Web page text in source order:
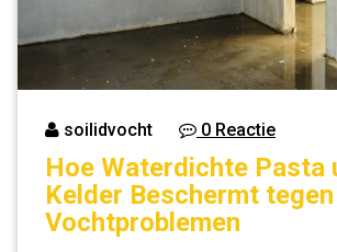
soilidvocht 0 Reactie
Hoe Waterdichte Pasta
Kelder Beschermt tegen
Vochtproblemen